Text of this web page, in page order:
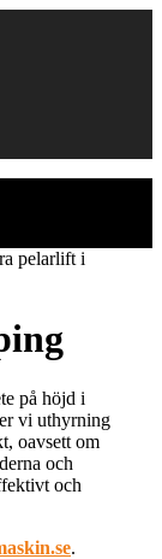
pelarlift i
på höjd i
vi uthyrning
oavsett om
och
och
.